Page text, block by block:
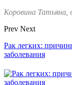
Коровина Татьяна,
Prev Next
Рак легких:
заболевания